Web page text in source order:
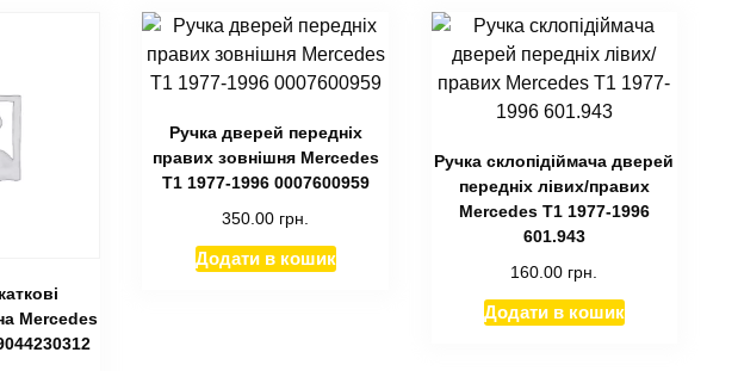
Mercedes
Ручка дверей передніх
правих зовнішня Mercedes
T1 1977-1996 0007600959
350.00 грн.
Додати в кошик
Ручка склопідіймача дверей
передніх лівих/правих
Mercedes T1 1977-1996
601.943
160.00 грн.
Додати в кошик